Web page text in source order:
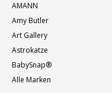
AMANN
Amy Butler
Art Gallery
Astrokatze
BabySnap®
Alle Marken